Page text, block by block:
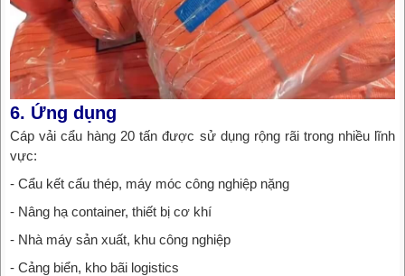
6. Ứng dụng
Cáp vải cẩu hàng 20 tấn được sử dụng rộng rãi trong nhiều lĩnh
vực:
- Cẩu kết cấu thép, máy móc công nghiệp nặng
- Nâng hạ container, thiết bị cơ khí
- Nhà máy sản xuất, khu công nghiệp
- Cảng biển, kho bãi logistics